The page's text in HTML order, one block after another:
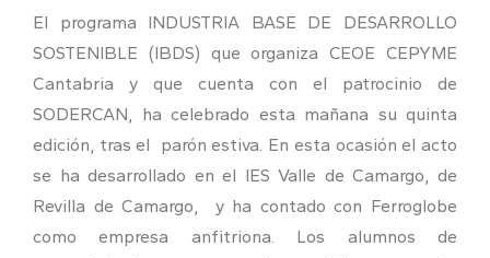
El programa INDUSTRIA BASE DE DESARROLLO
SOSTENIBLE (IBDS) que organiza CEOE CEPYME
Cantabria y que cuenta con el patrocinio de
SODERCAN, ha celebrado esta mañana su quinta
edición, tras el parón estiva. En esta ocasión el acto
se ha desarrollado en el IES Valle de Camargo, de
Revilla de Camargo, y ha contado con Ferroglobe
como empresa anfitriona. Los alumnos de